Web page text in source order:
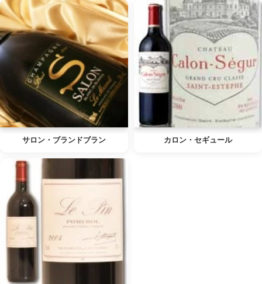
サロン・ブランドブラン カロン・セギュール